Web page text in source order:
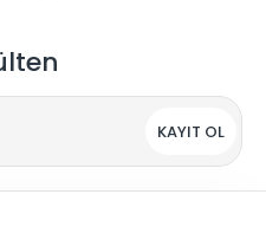
KAYIT OL